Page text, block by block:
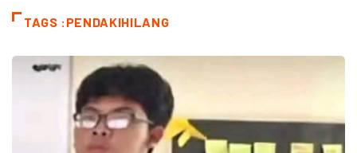
TAGS :PENDAKIHILANG